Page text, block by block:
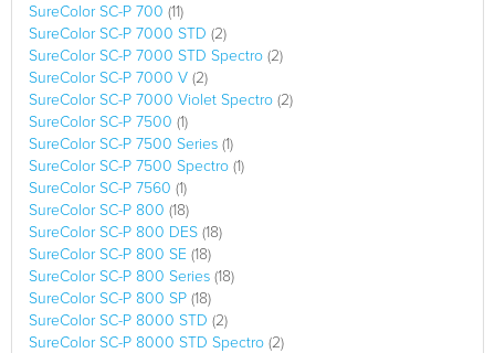
SureColor SC-P 700 (11)
SureColor SC-P 7000 STD (2)
SureColor SC-P 7000 STD Spectro (2)
SureColor SC-P 7000 V (2)
SureColor SC-P 7000 Violet Spectro (2)
SureColor SC-P 7500 (1)
SureColor SC-P 7500 Series (1)
SureColor SC-P 7500 Spectro (1)
SureColor SC-P 7560 (1)
SureColor SC-P 800 (18)
SureColor SC-P 800 DES (18)
SureColor SC-P 800 SE (18)
SureColor SC-P 800 Series (18)
SureColor SC-P 800 SP (18)
SureColor SC-P 8000 STD (2)
SureColor SC-P 8000 STD Spectro (2)